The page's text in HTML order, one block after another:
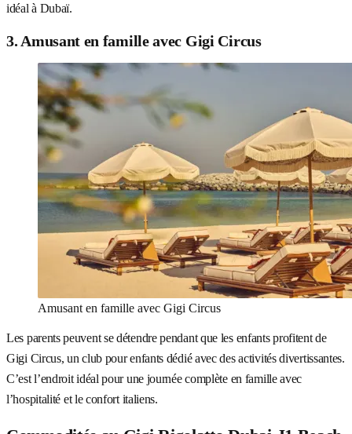
idéal à Dubaï.
3. Amusant en famille avec Gigi Circus
Amusant en famille avec Gigi Circus
Les parents peuvent se détendre pendant que les enfants profitent de
Gigi Circus, un club pour enfants dédié avec des activités divertissantes.
C’est l’endroit idéal pour une journée complète en famille avec
l’hospitalité et le confort italiens.